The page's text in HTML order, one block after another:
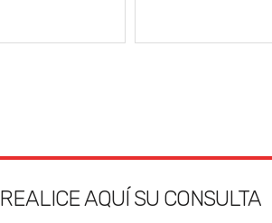
REALICE AQUÍ SU CONSULTA